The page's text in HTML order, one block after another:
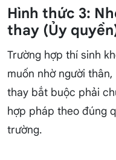
Hình thức 3:
thay (Ủy
Trường hợp thí sinh
muốn nhờ người
thay bắt buộc phải
hợp pháp theo đúng
trường.